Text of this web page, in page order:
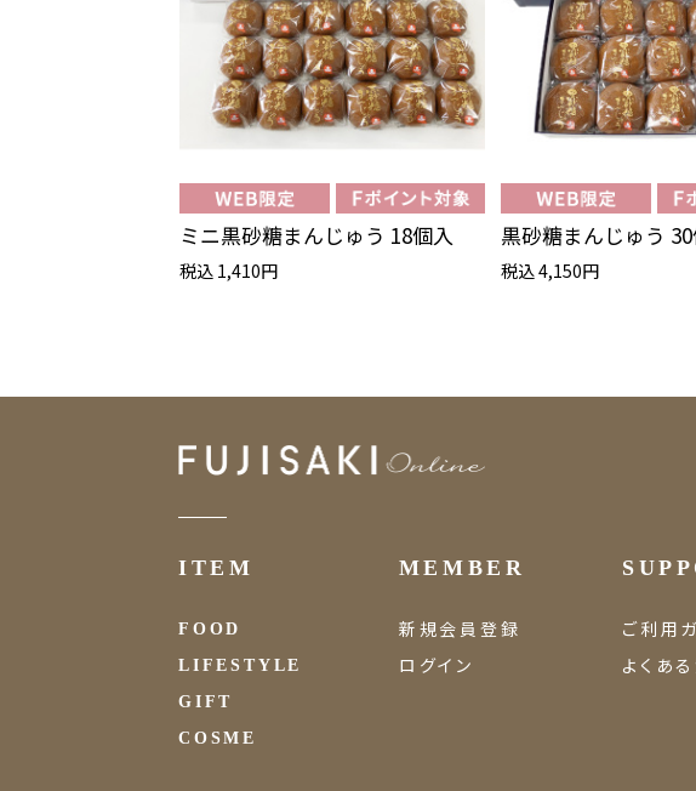
ミニ黒砂糖まんじゅう 18個入
税込 1,410円
黒砂糖まんじゅう
税込 4,150円
ITEM
FOOD
LIFESTYLE
GIFT
COSME
MEMBER
新規会員登録
ログイン
ご利用
よくあ